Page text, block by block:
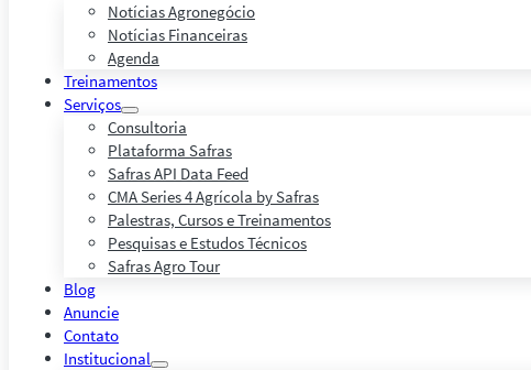
Notícias Agronegócio
Notícias Financeiras
Agenda
Treinamentos
Serviços
Consultoria
Plataforma Safras
Safras API Data Feed
CMA Series 4 Agrícola by Safras
Palestras, Cursos e Treinamentos
Pesquisas e Estudos Técnicos
Safras Agro Tour
Blog
Anuncie
Contato
Institucional